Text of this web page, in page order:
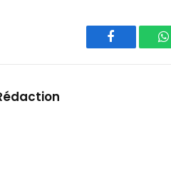
Facebook